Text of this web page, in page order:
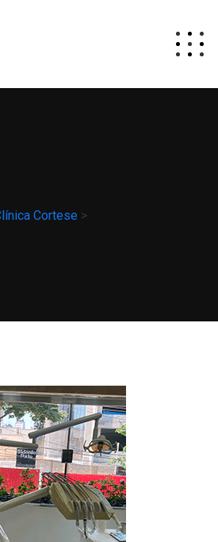
Cortese >